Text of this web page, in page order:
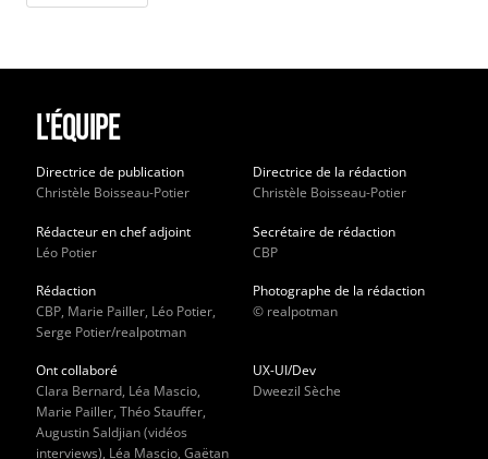
L'équipe
Directrice de publication
Christèle Boisseau-Potier
Directrice de la rédaction
Christèle Boisseau-Potier
Rédacteur en chef adjoint
Léo Potier
Secrétaire de rédaction
CBP
Rédaction
CBP, Marie Pailler, Léo Potier,
Serge Potier/realpotman
Photographe de la rédaction
© realpotman
Ont collaboré
Clara Bernard, Léa Mascio,
Marie Pailler, Théo Stauffer,
Augustin Saldjian (vidéos
interviews), Léa Mascio, Gaëtan
UX-UI/Dev
Dweezil Sèche